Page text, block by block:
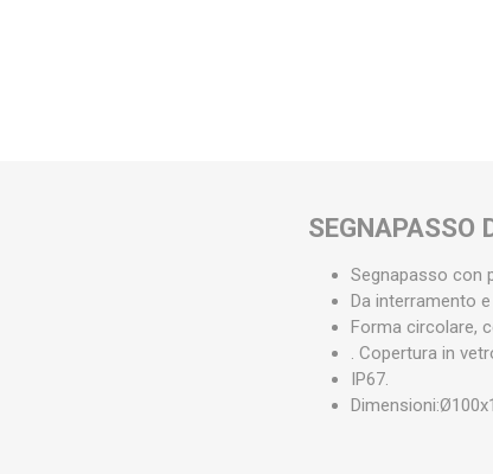
SEGNAPASSO
Segnapasso con
Da interramento
Forma circolare,
. Copertura in
IP67.